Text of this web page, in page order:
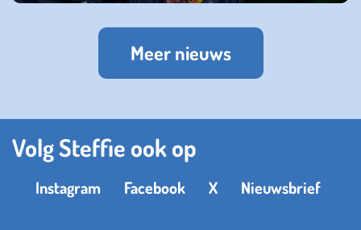
Meer nieuws
Volg Steffie ook op
Instagram Facebook X Nieuwsbrief